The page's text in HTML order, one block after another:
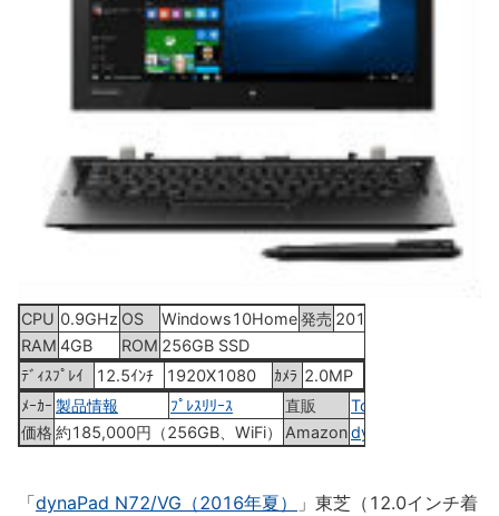
CPU 0.9GHz OS Windows10Home発売 2016年7月15日
RAM 4GB ROM 256GB SSD
ﾃﾞｨｽﾌﾟﾚｲ
12.5ｲﾝﾁ 1920X1080 ｶﾒﾗ 2.0MP
ﾒｰｶｰ 製品情報 ﾌﾟﾚｽﾘﾘｰｽ 直販
Toshiba Direct
価格 約185,000円（256GB、WiFi） Amazondynabook RX82/A
「dynaPad N72/VG（2016年夏）
」東芝（12.0インチ着